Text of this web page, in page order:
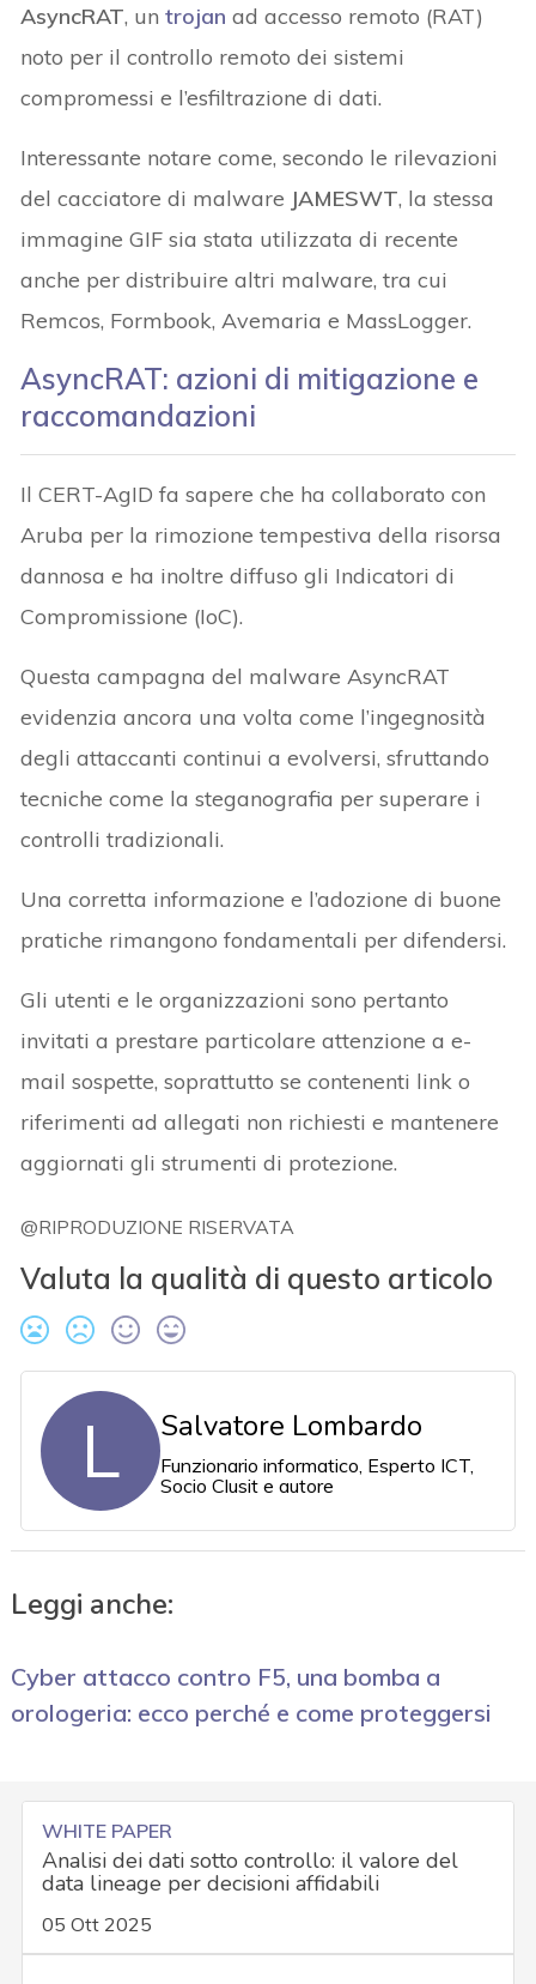
AsyncRAT, untrojan ad accesso remoto (RAT)
noto per il controllo remoto dei sistemi
compromessi e l’esfiltrazione di dati.
Interessante notare come, secondo le rilevazioni
del cacciatore di malware JAMESWT, la stessa
immagine GIF sia stata utilizzata di recente
anche per distribuire altri malware, tra cui
Remcos, Formbook, Avemaria e MassLogger.
AsyncRAT: azioni di mitigazione e
raccomandazioni
Il CERT-AgID fa sapere che ha collaborato con
Aruba per la rimozione tempestiva della risorsa
dannosa e ha inoltre diffuso gli Indicatori di
Compromissione (IoC).
Questa campagna del malware AsyncRAT
evidenzia ancora una volta come l’ingegnosità
degli attaccanti continui a evolversi, sfruttando
tecniche come la steganografia per superare i
controlli tradizionali.
Una corretta informazione e l’adozione di buone
pratiche rimangono fondamentali per difendersi.
Gli utenti e le organizzazioni sono pertanto
invitati a prestare particolare attenzione a e-
mail sospette, soprattutto se contenenti link o
riferimenti ad allegati non richiesti e mantenere
aggiornati gli strumenti di protezione.
@RIPRODUZIONE RISERVATA
Valuta la qualità di questo articolo
L Salvatore Lombardo
Funzionario informatico, Esperto ICT,
Socio Clusit e autore
Leggi anche:
Cyber attacco contro F5, una bomba a
orologeria: ecco perché e come proteggersi
WHITE PAPER
Analisi dei dati sotto controllo: il valore del
data lineage per decisioni affidabili
05 Ott 2025